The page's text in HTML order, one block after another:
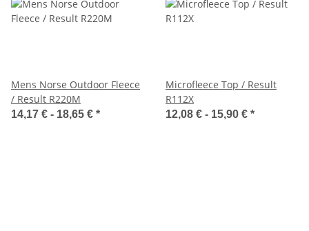
Mens Norse Outdoor Fleece
/ Result R220M
14,17 € - 18,65 € *
Microfleece Top / Result
R112X
12,08 € - 15,90 € *